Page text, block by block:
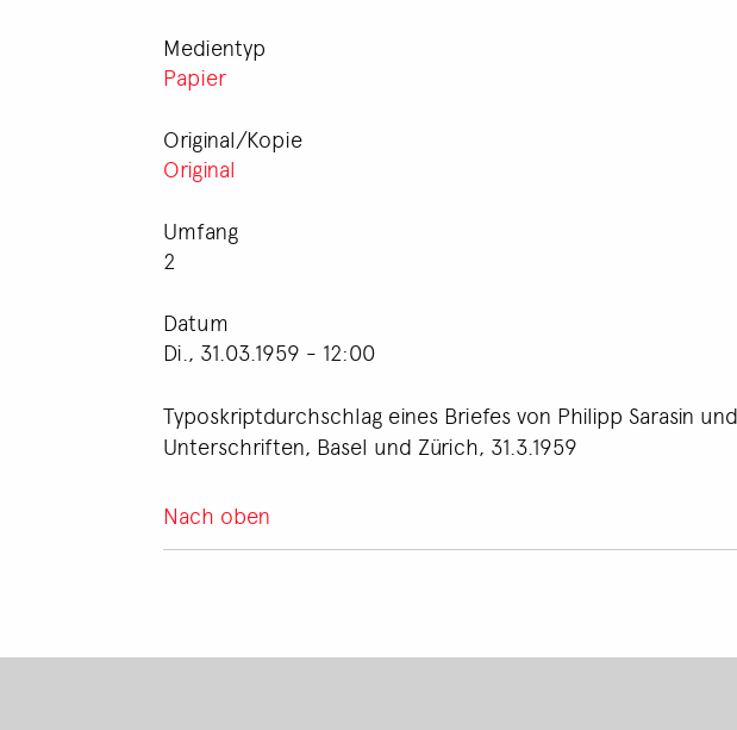
Medientyp
Papier
Original/Kopie
Original
Umfang
2
Datum
Di., 31.03.1959 - 12:00
Typoskriptdurchschlag eines Briefes von Philipp Sarasin
Unterschriften, Basel und Zürich, 31.3.1959
Nach oben